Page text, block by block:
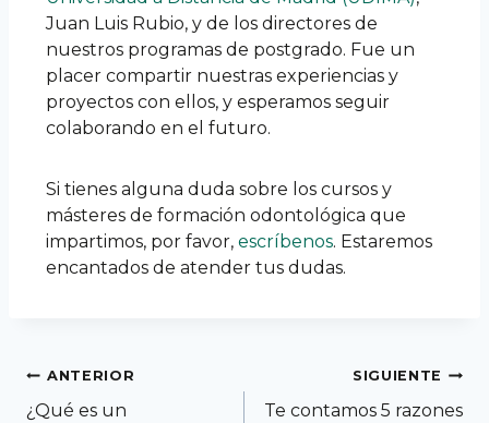
Juan Luis Rubio, y de los directores de
nuestros programas de postgrado. Fue un
placer compartir nuestras experiencias y
proyectos con ellos, y esperamos seguir
colaborando en el futuro.
Si tienes alguna duda sobre los cursos y
másteres de formación odontológica que
impartimos, por favor, escríbenos. Estaremos
encantados de atender tus dudas.
ANTERIOR
¿Qué es un
SIGUIENTE
Te contamos 5 razones